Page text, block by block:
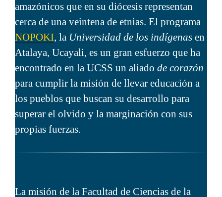
amazónicos que en su diócesis representan
cerca de una veintena de etnias. El programa
NOPOKI, la Universidad de los indígenas en
Atalaya, Ucayali, es un gran esfuerzo que ha
encontrado en la UCSS un aliado de corazón
para cumplir la misión de llevar educación a
los pueblos que buscan su desarrollo para
superar el olvido y la marginación con sus
propias fuerzas.
La misión de la Facultad de Ciencias de la